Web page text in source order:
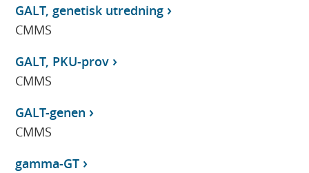
GALT, genetisk utredning
CMMS
GALT, PKU-prov
CMMS
GALT-genen
CMMS
gamma-GT